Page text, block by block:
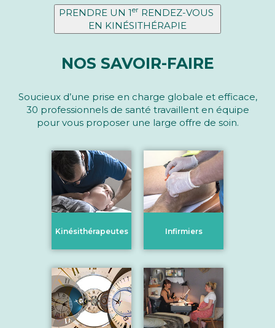
PRENDRE UN 1er RENDEZ-VOUS
EN KINÉSITHÉRAPIE
NOS SAVOIR-FAIRE
Soucieux d’une prise en charge globale et efficace,
30 professionnels de santé travaillent en équipe
pour vous proposer une large offre de soin.
Kinésithérapeutes Infirmiers